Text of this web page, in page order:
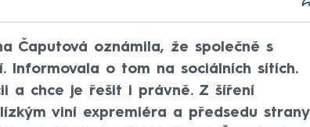
Čaputová oznámila, že společně s
Informovala o tom na sociálních sítích.
a chce je řešit i právně. Z šíření
viní expremiéra a předsedu strany